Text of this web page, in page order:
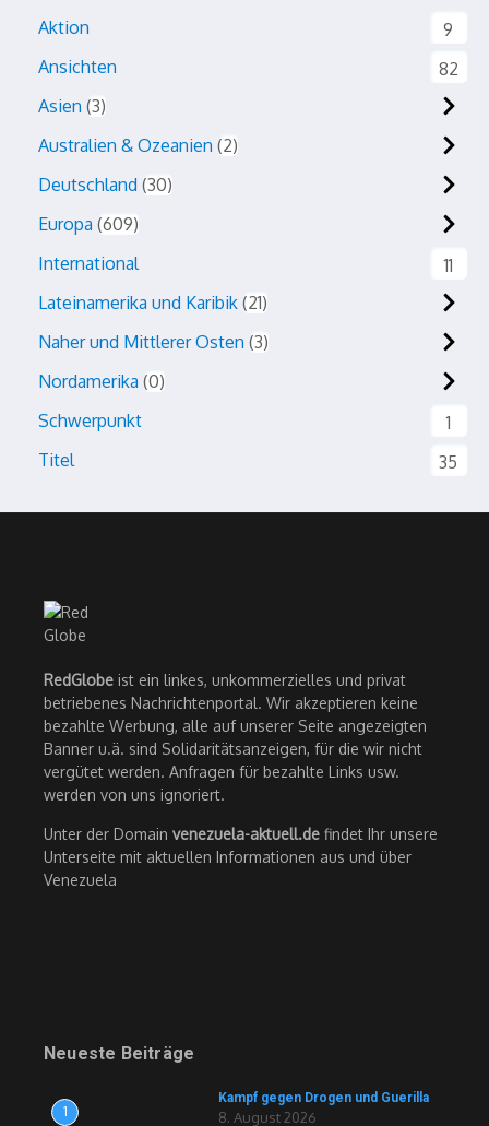
Aktion
9
Ansichten
82
Asien 3
Australien & Ozeanien 2
Deutschland 30
Europa 609
International
11
Lateinamerika und Karibik 21
Naher und Mittlerer Osten 3
Nordamerika 0
Schwerpunkt
1
Titel
35
RedGlobe ist ein linkes, unkommerzielles und privat
betriebenes Nachrichtenportal. Wir akzeptieren keine
bezahlte Werbung, alle auf unserer Seite angezeigten
Banner u.ä. sind Solidaritätsanzeigen, für die wir nicht
vergütet werden. Anfragen für bezahlte Links usw.
werden von uns ignoriert.
Unter der Domain venezuela-aktuell.de findet Ihr unsere
Unterseite mit aktuellen Informationen aus und über
Venezuela
Neueste Beiträge
1
Kampf gegen Drogen und Guerilla
8. August 2026